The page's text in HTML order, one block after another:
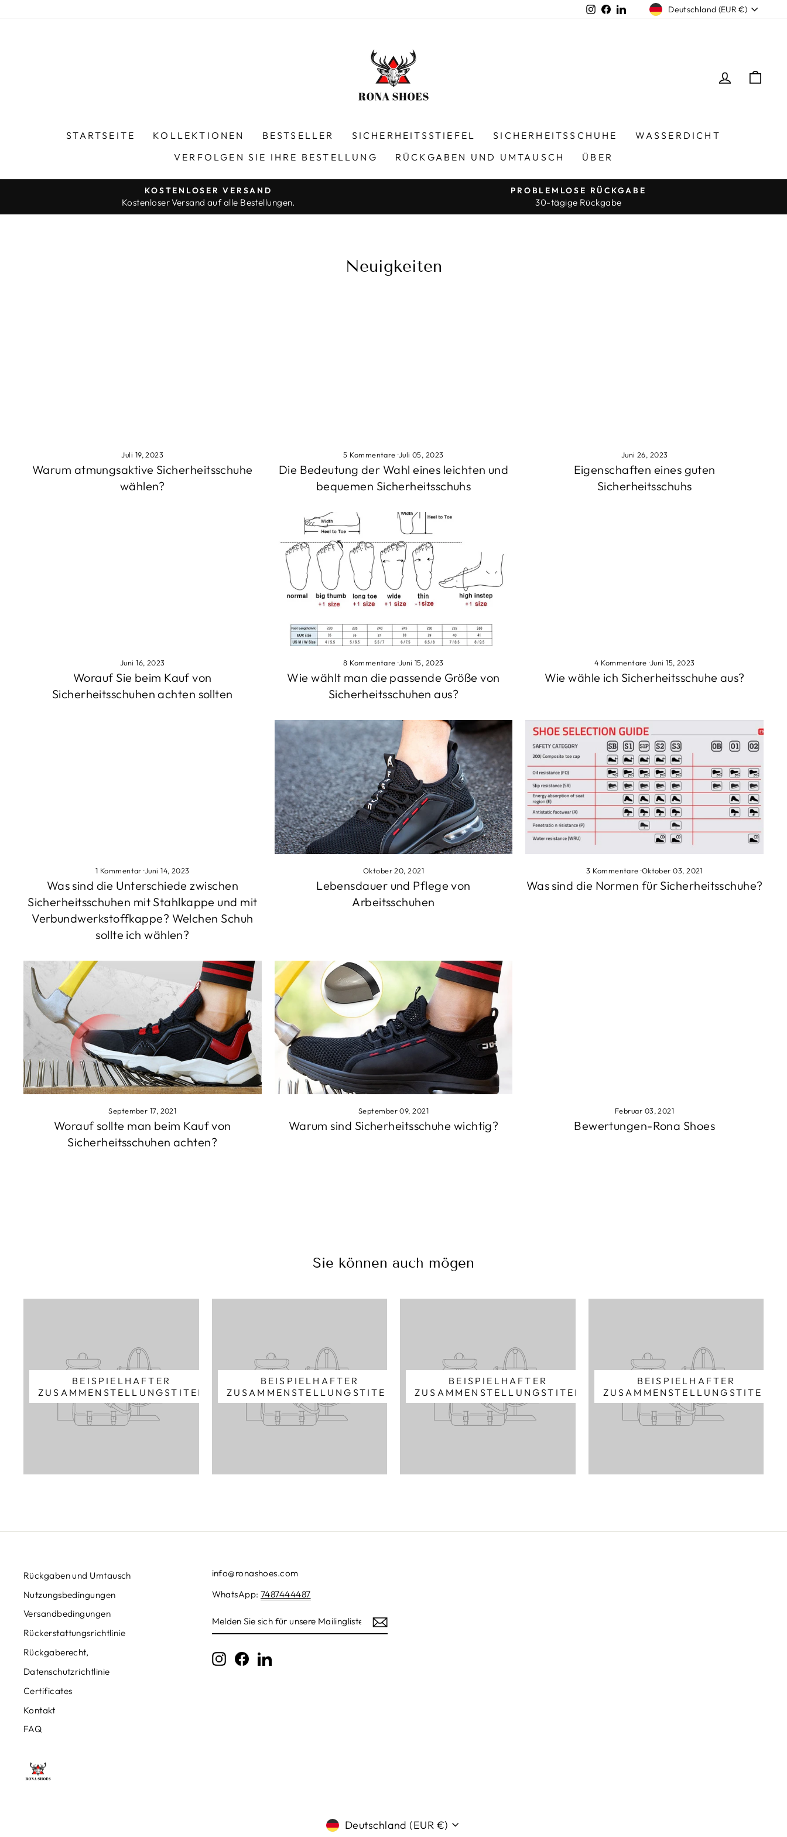
Instagram
Facebook
LinkedInWährung
Deutschland (EUR €)
STARTSEITE KOLLEKTIONEN BESTSELLER SICHERHEITSSTIEFEL SICHERHEITSSCHUHE
WASSERDICHT
VERFOLGEN SIE IHRE BESTELLUNG
RÜCKGABEN UND UMTAUSCH ÜBER
KOSTENLOSER VERSAND
Kostenloser Versand auf alle Bestellungen.
PROBLEMLOSE RÜCKGABE
30-tägige Rückgabe
Neuigkeiten
Juli 19, 2023
Warum atmungsaktive Sicherheitsschuhe
wählen?
5 Kommentare·Juli 05, 2023
Die Bedeutung der Wahl eines leichten und
bequemen Sicherheitsschuhs
Juni 26, 2023
Eigenschaften eines guten
Sicherheitsschuhs
Juni 16, 2023
Worauf Sie beim Kauf von
Sicherheitsschuhen achten sollten
8 Kommentare·Juni 15, 2023
Wie wählt man die passende Größe von
Sicherheitsschuhen aus?
4 Kommentare·Juni 15, 2023
Wie wähle ich Sicherheitsschuhe aus?
1 Kommentar·Juni 14, 2023
Was sind die Unterschiede zwischen
Sicherheitsschuhen mit Stahlkappe und mit
Verbundwerkstoffkappe? Welchen Schuh
sollte ich wählen?
Oktober 20, 2021
Lebensdauer und Pflege von
Arbeitsschuhen
3 Kommentare·Oktober 03, 2021
Was sind die Normen für Sicherheitsschuhe?
September 17, 2021
Worauf sollte man beim Kauf von
Sicherheitsschuhen achten?
September 09, 2021
Warum sind Sicherheitsschuhe wichtig?
Februar 03, 2021
Bewertungen-Rona Shoes
Sie können auch mögen
BEISPIELHAFTER
ZUSAMMENSTELLUNGSTITEL
BEISPIELHAFTER
ZUSAMMENSTELLUNGSTITEL
BEISPIELHAFTER
ZUSAMMENSTELLUNGSTITEL
BEISPIELHAFTER
ZUSAMMENSTELLUNGSTITEL
Rückgaben und Umtausch
Nutzungsbedingungen
Versandbedingungen
Rückerstattungsrichtlinie
Rückgaberecht,
Datenschutzrichtlinie
Certificates
Kontakt
FAQ
info@ronashoes.com
WhatsApp: 7487444487
SIE
SICH
UNSERE
MAILINGLISTE
Instagram
FacebookLinkedIn
Währung
Deutschland (EUR €)